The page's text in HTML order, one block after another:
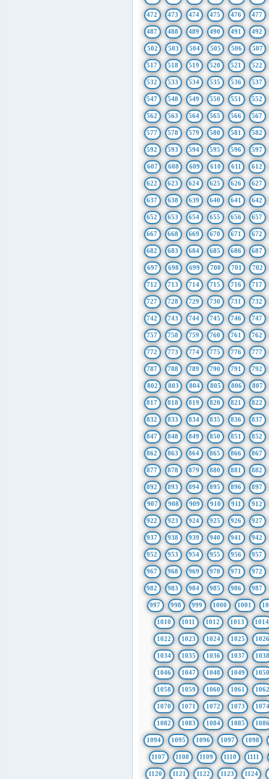
472 473 474 475 476 477
487 488 489 490 491 492
502 503 504 505 506 507
517 518 519 520 521 522
532 533 534 535 536 537
547 548 549 550 551 552
562 563 564 565 566 567
577 578 579 580 581 582
592 593 594 595 596 597
607 608 609 610 611 612
622 623 624 625 626 627
637 638 639 640 641 642
652 653 654 655 656 657
667 668 669 670 671 672
682 683 684 685 686 687
697 698 699 700 701 702
712 713 714 715 716 717
727 728 729 730 731 732
742 743 744 745 746 747
757 758 759 760 761 762
772 773 774 775 776 777
787 788 789 790 791 792
802 803 804 805 806 807
817 818 819 820 821 822
832 833 834 835 836 837
847 848 849 850 851 852
862 863 864 865 866 867
877 878 879 880 881 882
892 893 894 895 896 897
907 908 909 910 911 912
922 923 924 925 926 927
937 938 939 940 941 942
952 953 954 955 956 957
967 968 969 970 971 972
982 983 984 985 986 987
997 998 999 1000 1001
1010 1011 1012 1013 1014
1022 1023 1024 1025 1026
1034 1035 1036 1037 1038
1046 1047 1048 1049 1050
1058 1059 1060 1061 1062
1070 1071 1072 1073 1074
1082 1083 1084 1085 1086
1094 1095 1096 1097 1098
1107 1108 1109 1110 1111
1120 1121 1122 1123 1124